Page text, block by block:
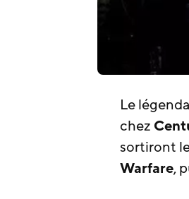
Le
chez
sortiront
Warfare,